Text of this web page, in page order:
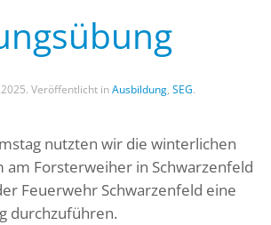
. Veröffentlicht inAusbildung, SEG.
nutzten wir die winterlichen
am Forsterweiher in Schwarzenfeld
Feuerwehr Schwarzenfeld eine
durchzuführen.